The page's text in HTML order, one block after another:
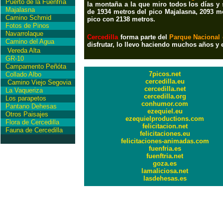
Puerto de la Fuenfría
Majalasna
Camino Schmid
Fotos de Pinos
Navarrolaque
Camino del Agua
Vereda Alta
GR-10
Campamento Peñóta
Collado Albo
Camino Viejo Segovia
La Vaqueriza
Los parapetos
Pantano Dehesas
Otros Paisajes
Flora de Cercedilla
Fauna de Cercedilla
la montaña a la que miro todos los días
de 1934 metros del pico Majalasna, 2093
pico con 2138 metros.
Cercedillaforma parte del
Parque
disfrutar, lo llevo haciendo muchos años y
7picos.net
cercedilla.eu
cercedilla.net
cercedilla.org
conhumor.com
ezequiel.eu
ezequielproductions.com
felicitacion.net
felicitaciones.eu
felicitaciones-animadas.com
fuenfria.es
fuenftria.net
goza.es
lamaliciosa.net
lasdehesas.es